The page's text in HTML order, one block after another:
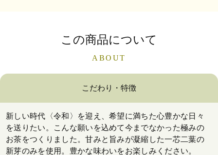
この商品について
ABOUT
こだわり・特徴
新しい時代〈令和〉を迎え、希望に満ちた心豊かな日々
を送りたい。こんな願いを込めて今までなかった極みの
お茶をつくりました。甘みと旨みが凝縮した一芯二葉の
新芽のみを使用。豊かな味わいをお楽しみください。